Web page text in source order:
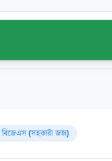
(সহকারী জজ)